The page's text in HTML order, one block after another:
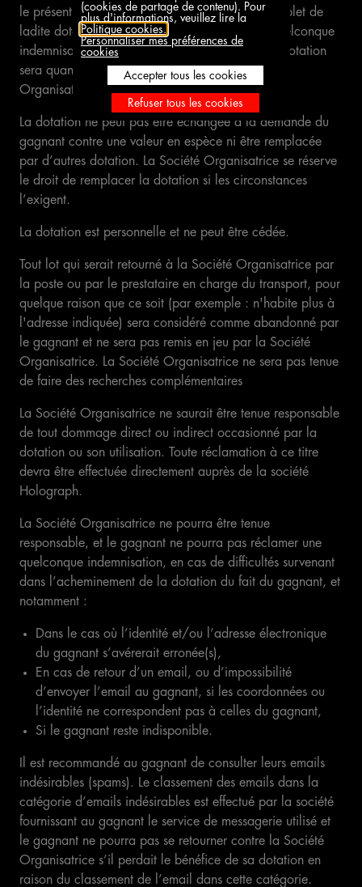
(cookies de partage de contenu). Pour
plus d'informations, veuillez lire la
Politique cookies.
Personnaliser mes préférences de
cookies
Accepter tous les cookies
Refuser tous les cookies
le présent règlement, ils perdent le bénéfice complet de
ladite dotation et ne peuvent prétendre à une quelconque
indemnisation ou contrepartie en numéraire. La dotation
sera quant à elle non remise en jeu et la Société
Organisatrice pourra en disposer librement.
La dotation ne peut pas être échangée à la demande du
gagnant contre une valeur en espèce ni être remplacée
par d’autres dotation. La Société Organisatrice se réserve
le droit de remplacer la dotation si les circonstances
l’exigent.
La dotation est personnelle et ne peut être cédée.
Tout lot qui serait retourné à la Société Organisatrice par
la poste ou par le prestataire en charge du transport, pour
quelque raison que ce soit (par exemple : n'habite plus à
l'adresse indiquée) sera considéré comme abandonné par
le gagnant et ne sera pas remis en jeu par la Société
Organisatrice. La Société Organisatrice ne sera pas tenue
de faire des recherches complémentaires
La Société Organisatrice ne saurait être tenue responsable
de tout dommage direct ou indirect occasionné par la
dotation ou son utilisation. Toute réclamation à ce titre
devra être effectuée directement auprès de la société
Holograph.
La Société Organisatrice ne pourra être tenue
responsable, et le gagnant ne pourra pas réclamer une
quelconque indemnisation, en cas de difficultés survenant
dans l’acheminement de la dotation du fait du gagnant, et
notamment :
Dans le cas où l’identité et/ou l’adresse électronique
du gagnant s’avérerait erronée(s),
En cas de retour d’un email, ou d’impossibilité
d’envoyer l’email au gagnant, si les coordonnées ou
l’identité ne correspondent pas à celles du gagnant,
Si le gagnant reste indisponible.
Il est recommandé au gagnant de consulter leurs emails
indésirables (spams). Le classement des emails dans la
catégorie d’emails indésirables est effectué par la société
fournissant au gagnant le service de messagerie utilisé et
le gagnant ne pourra pas se retourner contre la Société
Organisatrice s’il perdait le bénéfice de sa dotation en
raison du classement de l’email dans cette catégorie.